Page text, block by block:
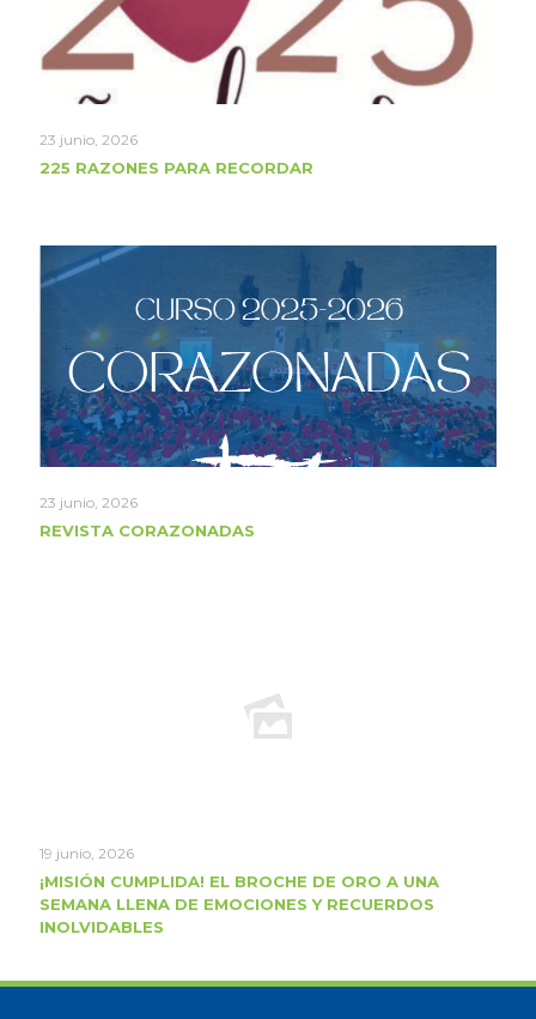
23 junio, 2026
225 RAZONES PARA RECORDAR
23 junio, 2026
REVISTA CORAZONADAS
19 junio, 2026
¡MISIÓN CUMPLIDA! EL BROCHE DE ORO A UNA
SEMANA LLENA DE EMOCIONES Y RECUERDOS
INOLVIDABLES